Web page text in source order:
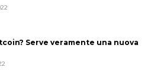
Serve veramente una nuova